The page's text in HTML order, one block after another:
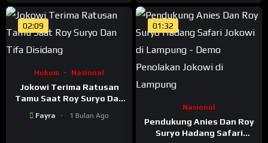
Jokowi
02:09
Hukum Nasional
Jokowi Terima Ratusan
Tamu Saat Roy Suryo Dan
Fayra 1 Bulan Ago
01:32
Nasional
Pendukung Anies Dan Roy
Suryo Hadang Safari